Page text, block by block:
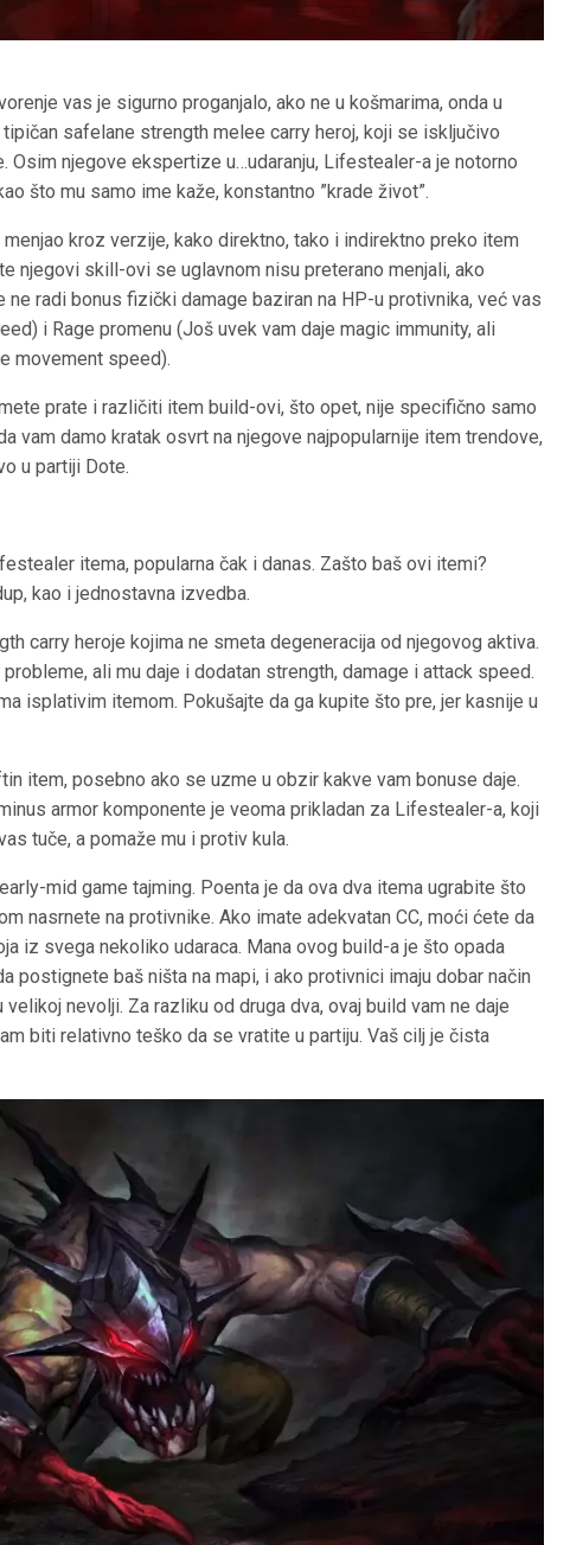
vas je sigurno proganjalo, ako ne u košmarima, onda u
safelane strength melee carry heroj, koji se isključivo
Osim njegove ekspertize u…udaranju, Lifestealer-a je notorno
što mu samo ime kaže, konstantno ”krade život”.
kroz verzije, kako direktno, tako i indirektno preko item
njegovi skill-ovi se uglavnom nisu preterano menjali, ako
ne radi bonus fizički damage baziran na HP-u protivnika, već vas
i Rage promenu (Još uvek vam daje magic immunity, ali
movement speed).
prate i različiti item build-ovi, što opet, nije specifično samo
vam damo kratak osvrt na njegove najpopularnije item trendove,
u partiji Dote.
itema, popularna čak i danas. Zašto baš ovi itemi?
kao i jednostavna izvedba.
carry heroje kojima ne smeta degeneracija od njegovog aktiva.
ali mu daje i dodatan strength, damage i attack speed.
isplativim itemom. Pokušajte da ga kupite što pre, jer kasnije u
item, posebno ako se uzme u obzir kakve vam bonuse daje.
armor komponente je veoma prikladan za Lifestealer-a, koji
tuče, a pomaže mu i protiv kula.
mid game tajming. Poenta je da ova dva itema ugrabite što
nasrnete na protivnike. Ako imate adekvatan CC, moći ćete da
iz svega nekoliko udaraca. Mana ovog build-a je što opada
postignete baš ništa na mapi, i ako protivnici imaju dobar način
nevolji. Za razliku od druga dva, ovaj build vam ne daje
biti relativno teško da se vratite u partiju. Vaš cilj je čista